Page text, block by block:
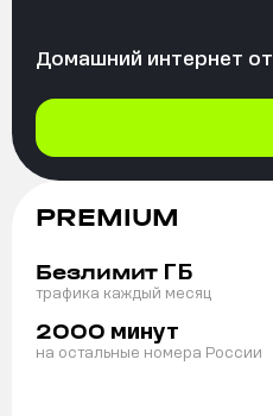
Домашний интернет от
PREMIUM
Безлимит ГБ
трафика каждый месяц
2000 минут
на остальные номера России